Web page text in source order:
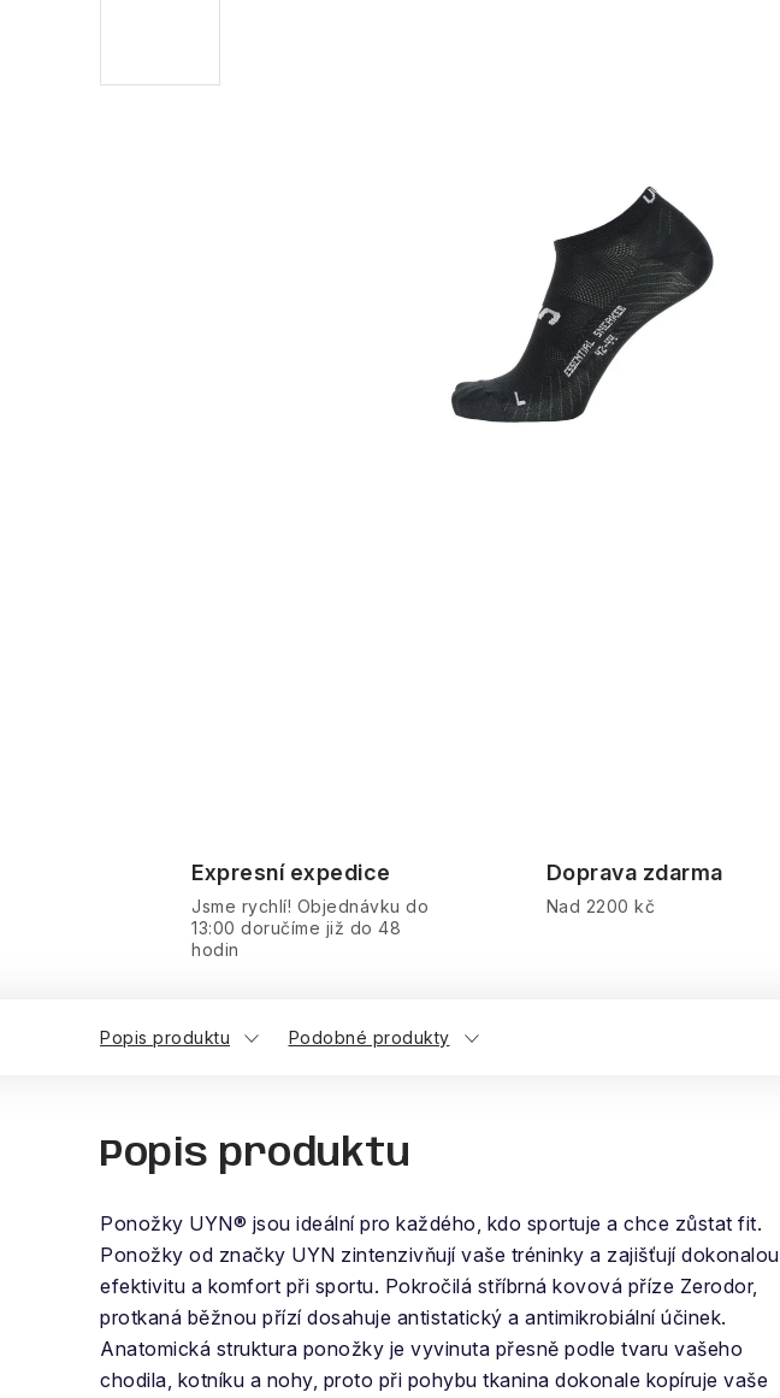
Expresní expedice
Jsme rychlí! Objednávku do
13:00 doručíme již do 48
hodin
Doprava zdarma
Nad 2200 kč
Popis produktu Podobné produkty
Popis produktu
Ponožky UYN® jsou ideální pro každého, kdo sportuje a chce zůstat fit.
Ponožky od značky UYN zintenzivňují vaše tréninky a zajišťují dokonalou
efektivitu a komfort při sportu. Pokročilá stříbrná kovová příze Zerodor,
protkaná běžnou přízí dosahuje antistatický a antimikrobiální účinek.
Anatomická struktura ponožky je vyvinuta přesně podle tvaru vašeho
chodila, kotníku a nohy, proto při pohybu tkanina dokonale kopíruje vaše